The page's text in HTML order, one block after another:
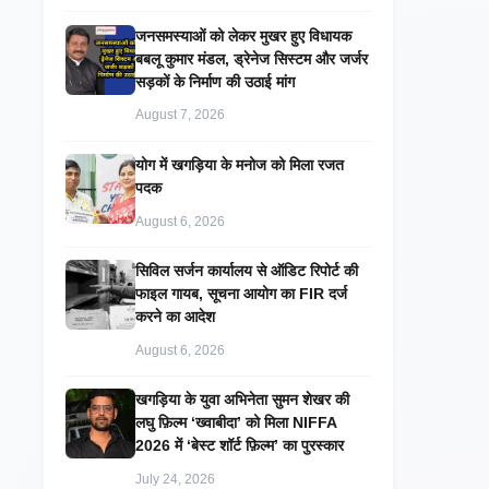
जनसमस्याओं को लेकर मुखर हुए विधायक
बबलू कुमार मंडल, ड्रेनेज सिस्टम और जर्जर
सड़कों के निर्माण की उठाई मांग
August 7, 2026
​योग में खगड़िया के मनोज को मिला रजत
पदक
August 6, 2026
सिविल सर्जन कार्यालय से ऑडिट रिपोर्ट की
फाइल गायब, सूचना आयोग का FIR दर्ज
करने का आदेश
August 6, 2026
खगड़िया के युवा अभिनेता सुमन शेखर की
लघु फ़िल्म ‘ख्वाबीदा’ को मिला NIFFA
2026 में ‘बेस्ट शॉर्ट फ़िल्म’ का पुरस्कार
July 24, 2026